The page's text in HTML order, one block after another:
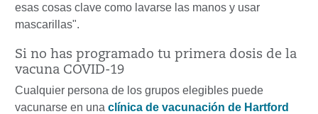
esas cosas clave como lavarse las manos y usar
mascarillas".
Si no has programado tu primera dosis de la
vacuna COVID-19
Cualquier persona de los grupos elegibles puede
vacunarse en una clínica de vacunación de Hartford